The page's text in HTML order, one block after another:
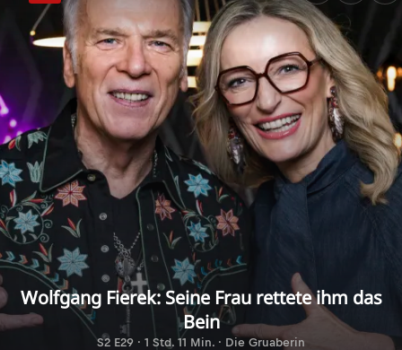
Wolfgang Fierek: Seine Frau rettete ihm das
Bein
S2 E29 · 1 Std. 11 Min. · Die Gruaberin